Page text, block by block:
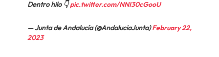
Dentro hilo 👇pic.twitter.com/NNI30cGooU
— Junta de Andalucía (@AndaluciaJunta)February 22,
2023